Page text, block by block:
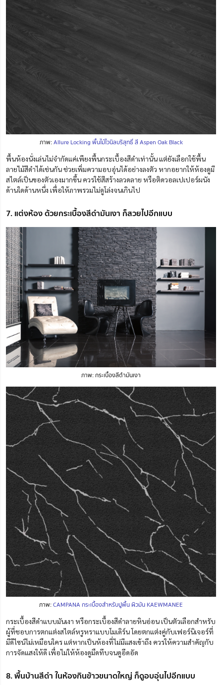
ภาพ:Allure Locking พื้นไม้ไวนิลบริสุทธิ์ สี Aspen Oak Black
พื้นห้องนั่งเล่นไม่จำกัดแค่เพียงพื้นกระเบื้องสีดำเท่านั้น แต่ยังเลือกใช้พื้น
ลายไม้สีดำได้เช่นกัน ช่วยเพิ่มความอบอุ่นได้อย่างลงตัว หากอยากให้ห้องดูมี
สไตล์เป็นของตัวเองมากขึ้น ควรใช้สีสร้างลวดลาย หรือติดวอลเปเปอร์ผนัง
ด้านใดด้านหนึ่ง เพื่อให้ภาพรวมไม่ดูโล่งจนเกินไป
7. แต่งห้อง ด้วยกระเบื้องสีดำมันเงา ก็สวยไปอีกแบบ
ภาพ: กระเบื้องสีดำมันเงา
ภาพ:CAMPANA กระเบื้องสำหรับปูพื้น ผิวมัน KAEWMANEE
กระเบื้องสีดำแบบมันเงา หรือกระเบื้องสีดำลายหินอ่อน เป็นตัวเลือกสำหรับ
ผู้ที่ชอบการตกแต่งสไตล์หรูหราแบบโมเดิร์น โดยตกแต่งคู่กับเฟอร์นิเจอร์ที่
มีดีไซน์ไม่เหมือนใคร แต่หากเป็นห้องที่ไม่มีแสงเข้าถึง ควรให้ความสำคัญกับ
การจัดแสงให้ดี เพื่อไม่ให้ห้องดูมืดทึบจนดูอึดอัด
8. พื้นบ้านสีดำ ในห้องกินข้าวขนาดใหญ่ ก็ดูอบอุ่นไปอีกแบบ